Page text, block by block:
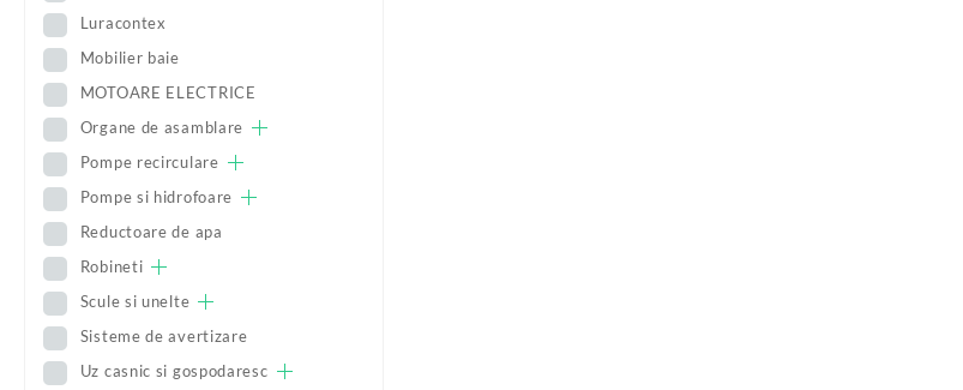
Luracontex
Mobilier baie
MOTOARE ELECTRICE
Organe de asamblare
Pompe recirculare
Pompe si hidrofoare
Reductoare de apa
Robineti
Scule si unelte
Sisteme de avertizare
Uz casnic si gospodaresc